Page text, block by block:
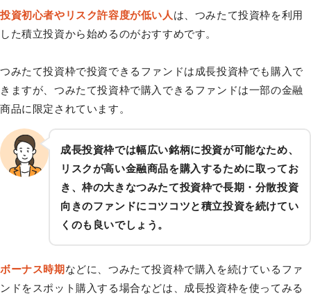
投資初心者やリスク許容度が低い人 は、つみたて投資枠を利用
した積立投資から始めるのがおすすめです。
つみたて投資枠で投資できるファンドは成長投資枠でも購入で
きますが、つみたて投資枠で購入できるファンドは一部の金融
商品に限定されています。
成長投資枠では幅広い銘柄に投資が可能なため、
リスクが高い金融商品を購入するために取ってお
き、枠の大きなつみたて投資枠で長期・分散投資
向きのファンドにコツコツと積立投資を続けてい
くのも良いでしょう。
ボーナス時期 などに、つみたて投資枠で購入を続けているファ
ンドをスポット購入する場合などは、成長投資枠を使ってみる